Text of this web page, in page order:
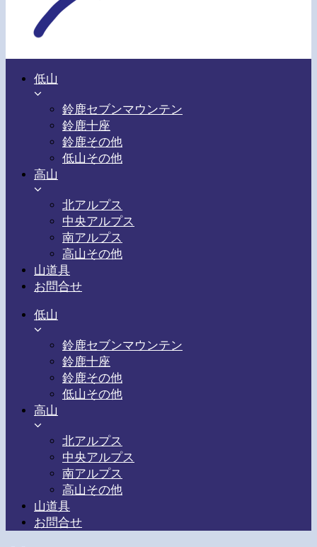
低山
鈴鹿セブンマウンテン
鈴鹿十座
鈴鹿その他
低山その他
高山
北アルプス
中央アルプス
南アルプス
高山その他
山道具
お問合せ
低山
鈴鹿セブンマウンテン
鈴鹿十座
鈴鹿その他
低山その他
高山
北アルプス
中央アルプス
南アルプス
高山その他
山道具
お問合せ